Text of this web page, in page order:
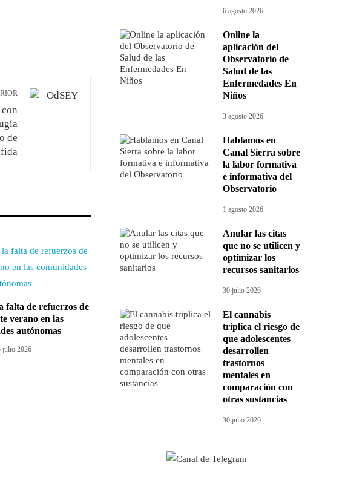
de
falta de refuerzos de
verano en las
autónomas
julio 2026
6 agosto 2026
Online la
aplicación del
Observatorio de
Salud de las
Enfermedades En
Niños
3 agosto 2026
Hablamos en
Canal Sierra sobre
la labor formativa
e informativa del
Observatorio
1 agosto 2026
Anular las citas
que no se utilicen y
optimizar los
recursos sanitarios
30 julio 2026
El cannabis
triplica el riesgo de
que adolescentes
desarrollen
trastornos
mentales en
comparación con
otras sustancias
30 julio 2026